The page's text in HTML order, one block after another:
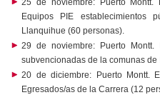
25 de noviembre: Puerto Montt.
Equipos PIE establecimientos
Llanquihue (60 personas).
29 de noviembre: Puerto Montt.
subvencionadas de la comunas
20 de diciembre: Puerto Montt.
Egresados/as de la Carrera (12